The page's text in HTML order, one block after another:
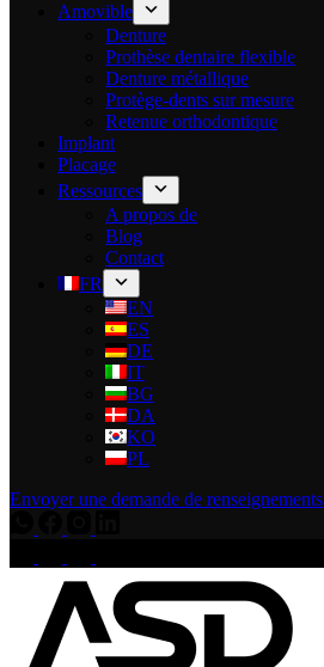
Amovible
Denture
Prothèse dentaire flexible
Denture métallique
Protège-dents sur mesure
Retenue orthodontique
Implant
Placage
Ressources
A propos de
Blog
Contact
FR
EN
ES
DE
IT
BG
DA
KO
PL
Envoyer une demande de renseignements